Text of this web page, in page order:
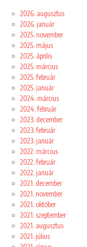
2026. augusztus
2026. január
2025. november
2025. május
2025. április
2025. március
2025. február
2025. január
2024. március
2024. február
2023. december
2023. február
2023. január
2022. március
2022. február
2022. január
2021. december
2021. november
2021. október
2021. szeptember
2021. augusztus
2021. július